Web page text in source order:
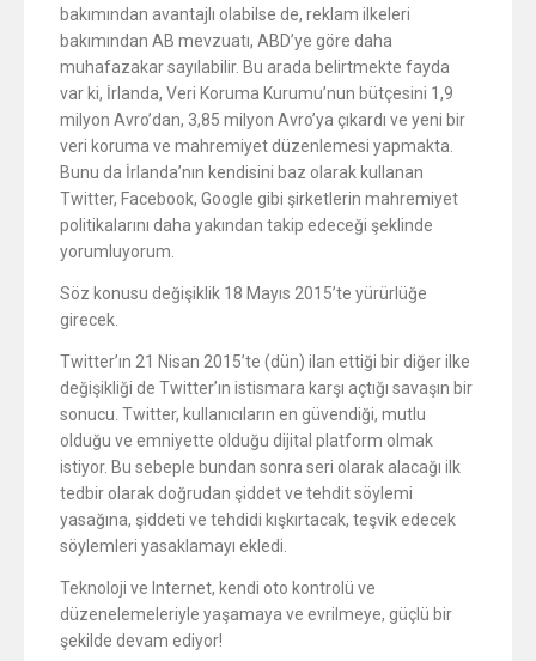
bakımından avantajlı olabilse de, reklam ilkeleri
bakımından AB mevzuatı, ABD’ye göre daha
muhafazakar sayılabilir. Bu arada belirtmekte fayda
var ki, İrlanda, Veri Koruma Kurumu’nun bütçesini 1,9
milyon Avro’dan, 3,85 milyon Avro’ya çıkardı ve yeni bir
veri koruma ve mahremiyet düzenlemesi yapmakta.
Bunu da İrlanda’nın kendisini baz olarak kullanan
Twitter, Facebook, Google gibi şirketlerin mahremiyet
politikalarını daha yakından takip edeceği şeklinde
yorumluyorum.
Söz konusu değişiklik 18 Mayıs 2015’te yürürlüğe
girecek.
Twitter’ın 21 Nisan 2015’te (dün) ilan ettiği bir diğer ilke
değişikliği de Twitter’ın istismara karşı açtığı savaşın bir
sonucu. Twitter, kullanıcıların en güvendiği, mutlu
olduğu ve emniyette olduğu dijital platform olmak
istiyor. Bu sebeple bundan sonra seri olarak alacağı ilk
tedbir olarak doğrudan şiddet ve tehdit söylemi
yasağına, şiddeti ve tehdidi kışkırtacak, teşvik edecek
söylemleri yasaklamayı ekledi.
Teknoloji ve Internet, kendi oto kontrolü ve
düzenelemeleriyle yaşamaya ve evrilmeye, güçlü bir
şekilde devam ediyor!